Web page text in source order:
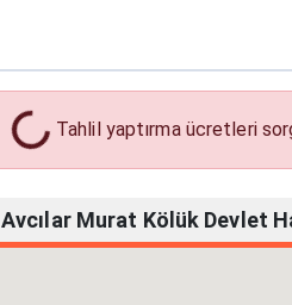
Tahlil Yaptırma Ücretleri
Tahlil yaptırma ücretleri
Avcılar Murat Kölük Devlet